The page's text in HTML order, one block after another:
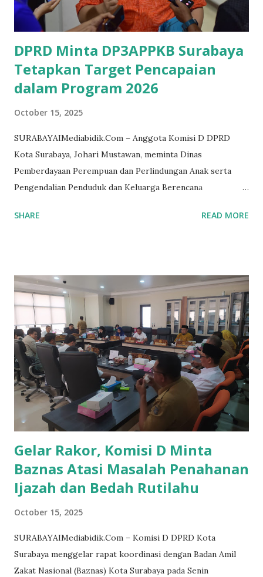
ulang. "Sesuai hasil pemeriksaan DPM-PTSP Provinsi,
perusahaan ini harus segera diturunka...
DPRD Minta DP3APPKB Surabaya
Tetapkan Target Pencapaian
dalam Program 2026
October 15, 2025
SURABAYAIMediabidik.Com – Anggota Komisi D DPRD
Kota Surabaya, Johari Mustawan, meminta Dinas
Pemberdayaan Perempuan dan Perlindungan Anak serta
Pengendalian Penduduk dan Keluarga Berencana
yang terukur dalam program kerja tahun 2026. Hal itu
Johari menegaskan, penyusunan target program
DP3APPKB harus mengacu pada arah kebijakan Rencana
Pembangunan Jangka Menengah Daerah (RPJMD). Ia
mencontohkan, jika tahun 2025 ada target penurunan angka
perceraian, maka perlu ditetapkan capaian penurunannya
pada akhir 2026. "Tempat pelayanan publik untuk lansia,
perempuan, dan anak-anak juga harus punya target yang
jelas. Sekolah-sekolah perlu mulai memperhatikan desain
bangunan yang ramah anak. Anggaran harus diarahkan
untuk hasil yang terukur," ujar Johari. Politikus t...
SHARE READ MORE
Gelar Rakor, Komisi D Minta
Baznas Atasi Masalah Penahanan
Ijazah dan Bedah Rutilahu
October 15, 2025
SURABAYAIMediabidik.Com – Komisi D DPRD Kota
Surabaya menggelar rapat koordinasi dengan Badan Amil
Zakat Nasional (Baznas) Kota Surabaya pada Senin